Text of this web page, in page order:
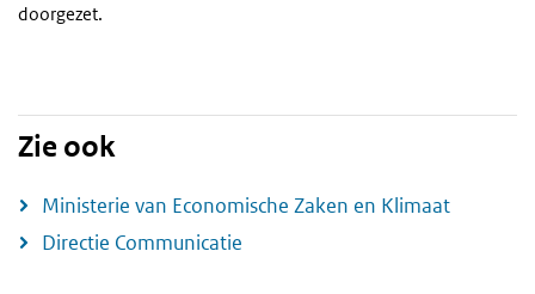
doorgezet.
Zie ook
Ministerie van Economische Zaken en Klimaat
Directie Communicatie